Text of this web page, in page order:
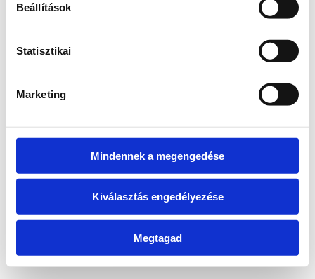
Beállítások
Statisztikai
Marketing
Mindennek a megengedése
Kiválasztás engedélyezése
Megtagad